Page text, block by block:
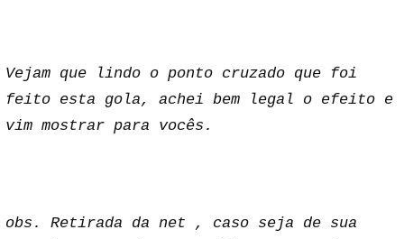
Vejam que lindo o ponto cruzado que foi
feito esta gola, achei bem legal o efeito e
vim mostrar para vocês.
obs. Retirada da net , caso seja de sua